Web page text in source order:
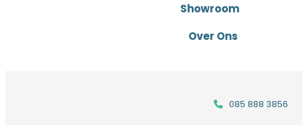
Showroom
Over Ons
085 888 3856